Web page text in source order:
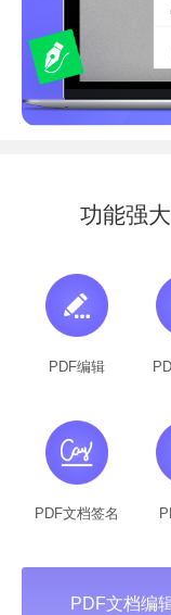
功能强
PDF编辑
PDF文档签名
PDF文档编